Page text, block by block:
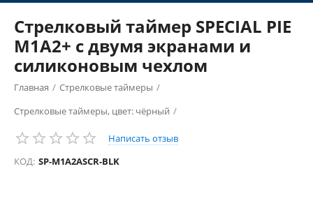
Стрелковый таймер SPECIAL PIE
M1A2+ с двумя экранами и
силиконовым чехлом
Главная / Стрелковые таймеры /
Стрелковые таймеры, цвет: чёрный /
Написать отзыв
КОД: SP-M1A2ASCR-BLK